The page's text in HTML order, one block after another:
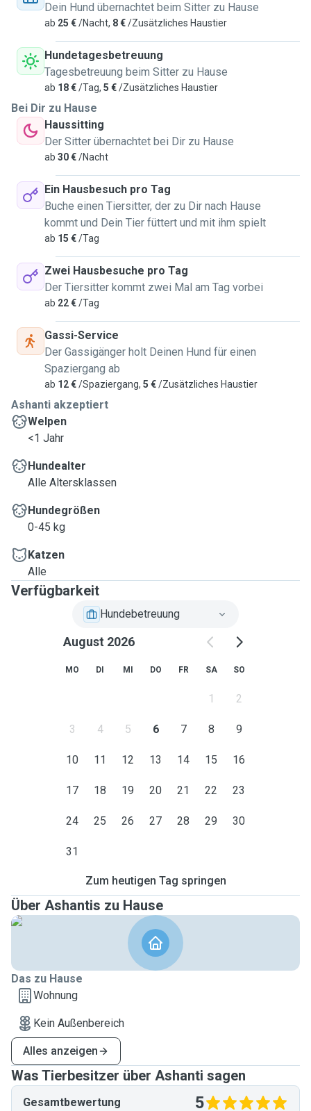
Dein Hund übernachtet beim Sitter zu Hause
ab 25 €/Nacht, 8 €/Zusätzliches Haustier
Hundetagesbetreuung
Tagesbetreuung beim Sitter zu Hause
ab 18 €/Tag, 5 €/Zusätzliches Haustier
Bei Dir zu Hause
Haussitting
Der Sitter übernachtet bei Dir zu Hause
ab 30 €/Nacht
Ein Hausbesuch pro Tag
Buche einen Tiersitter, der zu Dir nach Hause
kommt und Dein Tier füttert und mit ihm spielt
ab 15 €/Tag
Zwei Hausbesuche pro Tag
Der Tiersitter kommt zwei Mal am Tag vorbei
ab 22 €/Tag
Gassi-Service
Der Gassigänger holt Deinen Hund für einen
Spaziergang ab
ab 12 €/Spaziergang, 5 €/Zusätzliches Haustier
Ashanti akzeptiert
Welpen
<1 Jahr
Hundealter
Alle Altersklassen
Hundegrößen
0-45 kg
Katzen
Alle
Verfügbarkeit
Hundebetreuung
August 2026
MO DI MI DO FR SA SO
1 2
3 4 5 6 7 8 9
10 11 12 13 14 15 16
17 18 19 20 21 22 23
24 25 26 27 28 29 30
31
Zum heutigen Tag springen
Über Ashantis zu Hause
Das zu Hause
Wohnung
Kein Außenbereich
Alles anzeigen
Was Tierbesitzer über Ashanti sagen
Gesamtbewertung 5